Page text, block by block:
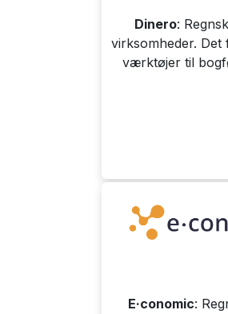
Dinero:
virksomheder. Det
værktøjer til
E·conomic: